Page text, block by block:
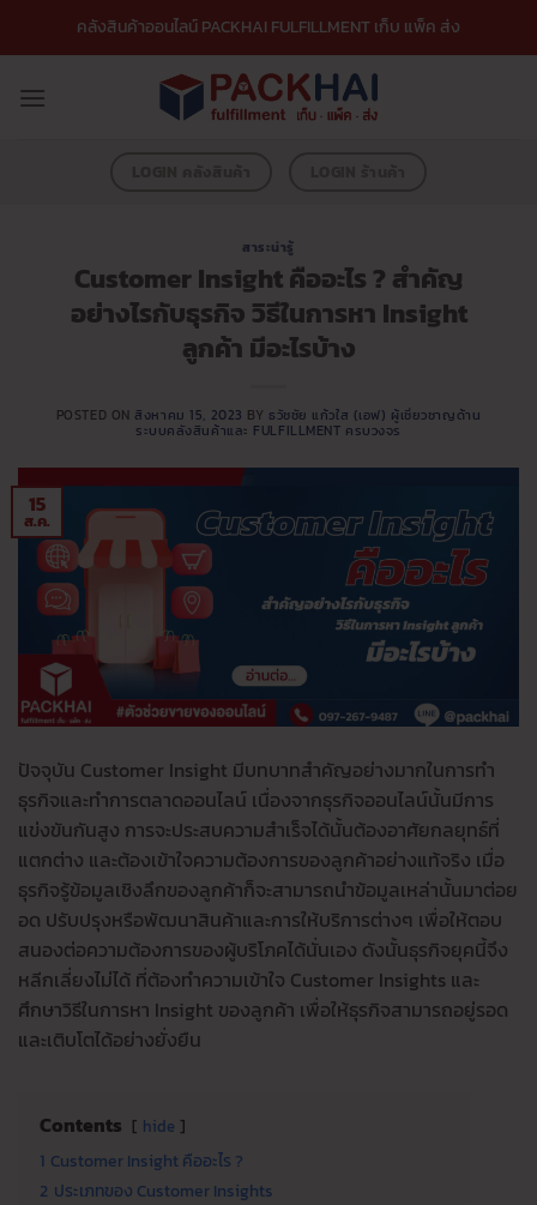
เนื้อหา
คลังสินค้าออนไลน์ PACKHAI FULFILLMENT เก็บ แพ็ค ส่ง
สาระน่ารู้
Customer Insight คืออะไร ? สำคัญ
อย่างไรกับธุรกิจ วิธีในการหา Insight
ลูกค้า มีอะไรบ้าง
POSTED ON สิงหาคม 15, 2023 BY ธวัชชัย แก้วใส (เอฟ) ผู้เชี่ยวชาญด้าน
ระบบคลังสินค้าและ FULFILLMENT ครบวงจร
15
ส.ค.
ปัจจุบัน Customer Insight มีบทบาทสำคัญอย่างมากในการทำ
ธุรกิจและทำการตลาดออนไลน์ เนื่องจากธุรกิจออนไลน์นั้นมีการ
แข่งขันกันสูง การจะประสบความสำเร็จได้นั้นต้องอาศัยกลยุทธ์ที่
แตกต่าง และต้องเข้าใจความต้องการของลูกค้าอย่างแท้จริง เมื่อ
ธุรกิจรู้ข้อมูลเชิงลึกของลูกค้าก็จะสามารถนำข้อมูลเหล่านั้นมาต่อย
อด ปรับปรุงหรือพัฒนาสินค้าและการให้บริการต่างๆ เพื่อให้ตอบ
สนองต่อความต้องการของผู้บริโภคได้นั่นเอง ดังนั้นธุรกิจยุคนี้จึง
หลีกเลี่ยงไม่ได้ ที่ต้องทำความเข้าใจ Customer Insights และ
ศึกษาวิธีในการหา Insight ของลูกค้า เพื่อให้ธุรกิจสามารถอยู่รอด
และเติบโตได้อย่างยั่งยืน
Contents hide
1 Customer Insight คืออะไร ?
2 ประเภทของ Customer Insights